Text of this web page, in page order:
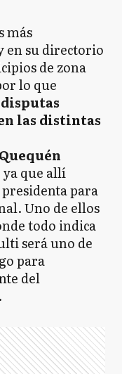
más
en su directorio
de zona
lo que
las distintas
Quequén
que allí
para
Uno de ellos
todo indica
será uno de
para
del